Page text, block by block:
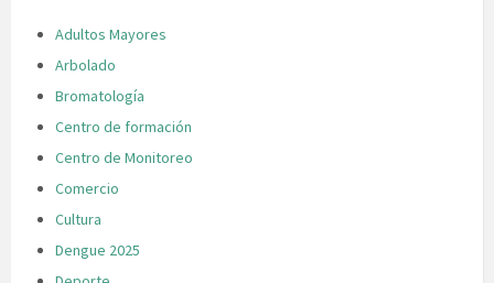
Adultos Mayores
Arbolado
Bromatología
Centro de formación
Centro de Monitoreo
Comercio
Cultura
Dengue 2025